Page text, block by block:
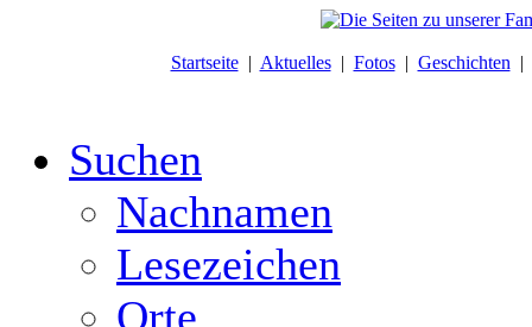
Startseite| Aktuelles| Fotos| Geschichten |
Suchen
Nachnamen
Lesezeichen
Orte